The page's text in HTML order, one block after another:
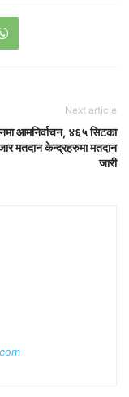
Next article
आमनिर्वाचन, ४६५ सिटका
मतदान केन्द्रहरुमा मतदान
जारी